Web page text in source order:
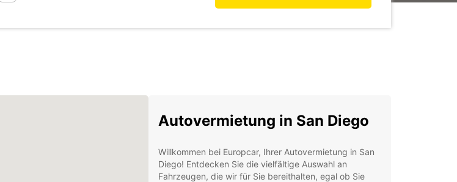
Autovermietung in San Diego
Willkommen bei Europcar, Ihrer Autovermietung in San
Diego! Entdecken Sie die vielfältige Auswahl an
Fahrzeugen, die wir für Sie bereithalten, egal ob Sie